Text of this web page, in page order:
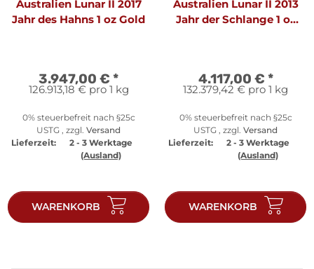
Australien Lunar II 2017
Jahr des Hahns 1 oz Gold
3.947,00 € *
126.913,18 € pro 1 kg
0% steuerbefreit nach §25c
USTG , zzgl. Versand
Lieferzeit:
2 - 3 Werktage
(Ausland)
WARENKORB
Australien Lunar II 2013
Jahr der Schlange 1 oz
4.117,00 € *
132.379,42 € pro 1 kg
0% steuerbefreit nach §25c
USTG , zzgl. Versand
Lieferzeit:
2 - 3 Werktage
(Ausland)
WARENKORB